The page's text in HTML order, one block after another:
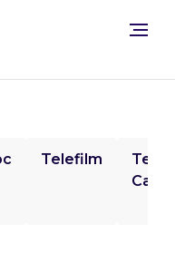
Telefilm